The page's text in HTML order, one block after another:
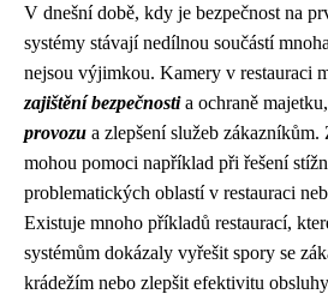
V dnešní době, kdy je bezpečnost na
systémy stávají nedílnou součástí
nejsou výjimkou. Kamery v restauraci
zajištění bezpečnostia ochraně
provozu a zlepšení služeb zákazníkům.
mohou pomoci například při řešení
problematických oblastí v restauraci
Existuje mnoho příkladů restaurací,
systémům dokázaly vyřešit spory se
krádežím nebo zlepšit efektivitu